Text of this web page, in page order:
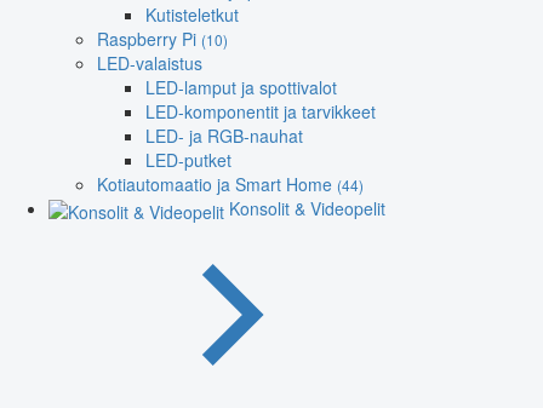
Kutisteletkut
Raspberry Pi (10)
LED-valaistus
LED-lamput ja spottivalot
LED-komponentit ja tarvikkeet
LED- ja RGB-nauhat
LED-putket
Kotiautomaatio ja Smart Home (44)
Konsolit & Videopelit